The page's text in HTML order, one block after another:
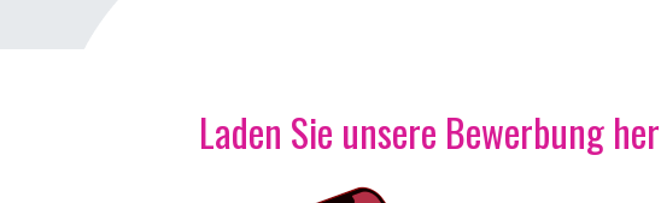
Laden Sie unsere Bewerbung